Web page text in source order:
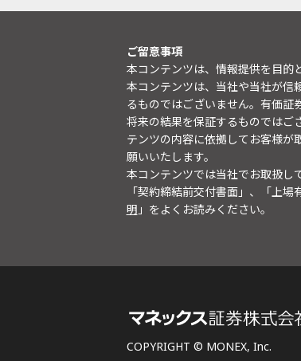
ご留意事項
本コンテンツは、情報提供を目的
本コンテンツは、当社や当社が信
るものではございません。有価証
将来の結果を保証するものではご
テンツの内容に依拠してお客様が
願いいたします。
本コンテンツでは当社でお取扱し
「契約締結前交付書面」、「上
明 」をよくお読みください。
COPYRIGHT © MONEX, Inc.